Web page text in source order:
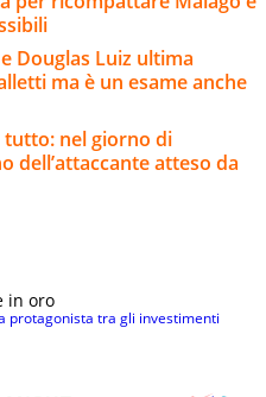
Douglas Luiz ultima
ma è un esame anche
tutto: nel giorno di
dell’attaccante atteso da
in oro
protagonista tra gli investimenti